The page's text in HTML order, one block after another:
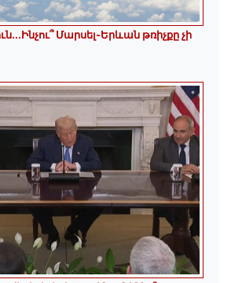
Մարսել-Երևան թռիչքը չի